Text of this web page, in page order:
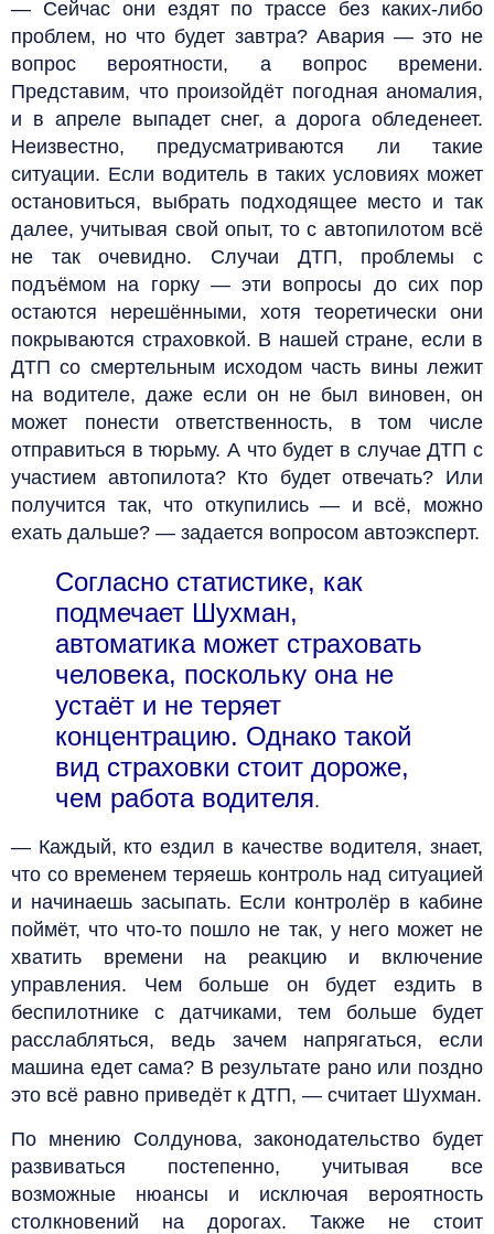
— Сейчас они ездят по трассе без каких-либо
проблем, но что будет завтра? Авария — это не
вопрос вероятности, а вопрос времени.
Представим, что произойдёт погодная аномалия,
и в апреле выпадет снег, а дорога обледенеет.
Неизвестно, предусматриваются ли такие
ситуации. Если водитель в таких условиях может
остановиться, выбрать подходящее место и так
далее, учитывая свой опыт, то с автопилотом всё
не так очевидно. Случаи ДТП, проблемы с
подъёмом на горку — эти вопросы до сих пор
остаются нерешёнными, хотя теоретически они
покрываются страховкой. В нашей стране, если в
ДТП со смертельным исходом часть вины лежит
на водителе, даже если он не был виновен, он
может понести ответственность, в том числе
отправиться в тюрьму. А что будет в случае ДТП с
участием автопилота? Кто будет отвечать? Или
получится так, что откупились — и всё, можно
ехать дальше? — задается вопросом автоэксперт.
Согласно статистике, как
подмечает Шухман,
автоматика может страховать
человека, поскольку она не
устаёт и не теряет
концентрацию. Однако такой
вид страховки стоит дороже,
чем работа водителя.
— Каждый, кто ездил в качестве водителя, знает,
что со временем теряешь контроль над ситуацией
и начинаешь засыпать. Если контролёр в кабине
поймёт, что что-то пошло не так, у него может не
хватить времени на реакцию и включение
управления. Чем больше он будет ездить в
беспилотнике с датчиками, тем больше будет
расслабляться, ведь зачем напрягаться, если
машина едет сама? В результате рано или поздно
это всё равно приведёт к ДТП, — считает Шухман.
По мнению Солдунова, законодательство будет
развиваться постепенно, учитывая все
возможные нюансы и исключая вероятность
столкновений на дорогах. Также не стоит